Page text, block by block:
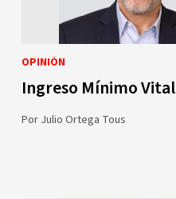
OPINIÓN
Ingreso Mínimo Vital
Por Julio Ortega Tous